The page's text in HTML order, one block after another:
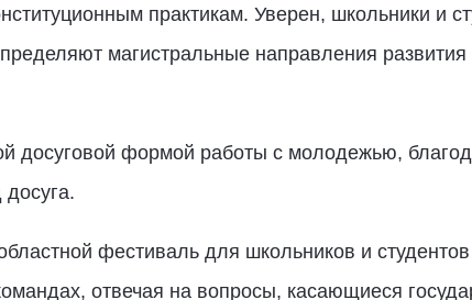
практикам. Уверен, школьники и
магистральные направления
досуговой формой работы с молодежью,
фестиваль для школьников и
отвечая на вопросы, касающиеся